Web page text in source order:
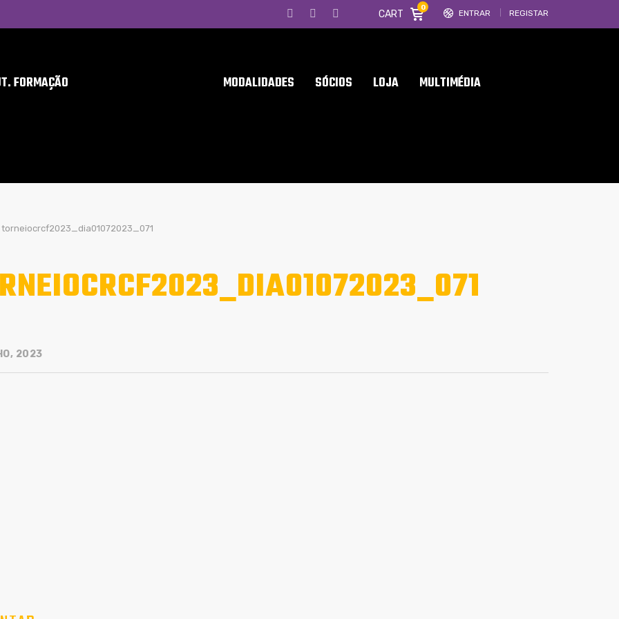
ENTRAR REGISTAR
CART
0
FORMAÇÃO MODALIDADES SÓCIOS LOJA MULTIMÉDIA
torneiocrcf2023_dia01072023_071
2023